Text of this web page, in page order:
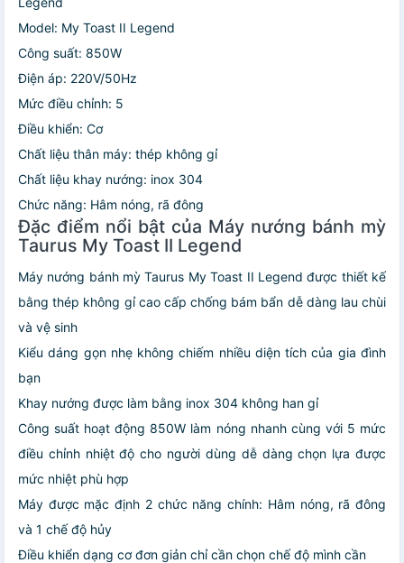
Model: My Toast II Legend
Công suất: 850W
Điện áp: 220V/50Hz
Mức điều chỉnh: 5
Điều khiển: Cơ
Chất liệu thân máy: thép không gỉ
Chất liệu khay nướng: inox 304
Chức năng: Hâm nóng, rã đông
Đặc điểm nổi bật của Máy nướng bánh mỳ
Taurus My Toast II Legend
Máy nướng bánh mỳ Taurus My Toast II Legend được thiết kế
bằng thép không gỉ cao cấp chống bám bẩn dễ dàng lau chùi
và vệ sinh
Kiểu dáng gọn nhẹ không chiếm nhiều diện tích của gia đình
bạn
Khay nướng được làm bằng inox 304 không han gỉ
Công suất hoạt động 850W làm nóng nhanh cùng với 5 mức
điều chỉnh nhiệt độ cho người dùng dễ dàng chọn lựa được
mức nhiệt phù hợp
Máy được mặc định 2 chức năng chính: Hâm nóng, rã đông
và 1 chế độ hủy
Điều khiển dạng cơ đơn giản chỉ cần chọn chế độ mình cần